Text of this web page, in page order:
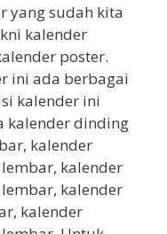
yang sudah kita
kalender
poster.
ini ada berbagai
kalender ini
kalender dinding
kalender
kalender
kalender
kalender